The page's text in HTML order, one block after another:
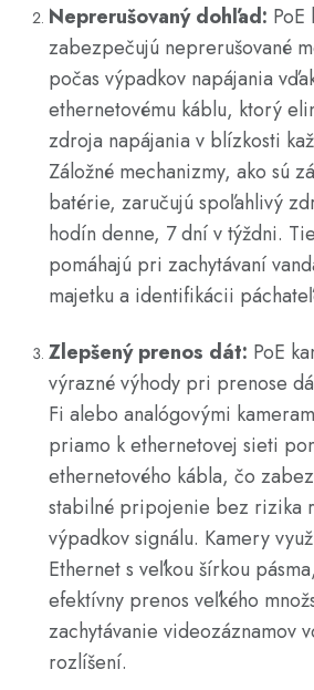
Neprerušovaný dohľad:
zabezpečujú neprerušované
počas výpadkov napájania
ethernetovému káblu, ktorý
zdroja napájania v blízkosti
Záložné mechanizmy, ako sú
batérie, zaručujú spoľahlivý
hodín denne, 7 dní v týždni.
pomáhajú pri zachytávaní
majetku a identifikácii
Zlepšený prenos dát: PoE
výrazné výhody pri prenose
Fi alebo analógovými
priamo k ethernetovej sieti
ethernetového kábla, čo
stabilné pripojenie bez rizika
výpadkov signálu. Kamery
Ethernet s veľkou šírkou
efektívny prenos veľkého
zachytávanie videozáznamov
rozlíšení.